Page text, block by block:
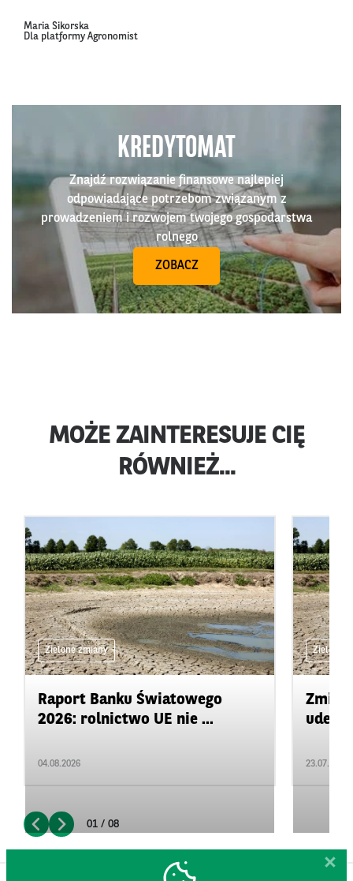
Maria Sikorska
Dla platformy Agronomist
KREDYTOMAT
Znajdź rozwiązanie finansowe najlepiej
odpowiadające potrzebom związanym z
prowadzeniem i rozwojem twojego gospodarstwa
rolnego
ZOBACZ
MOŻE ZAINTERESUJE CIĘ
RÓWNIEŻ...
Zielone zmiany
Raport Banku Światowego
2026: rolnictwo UE nie ...
04.08.2026
Zielone
23.07.2026
01 / 08